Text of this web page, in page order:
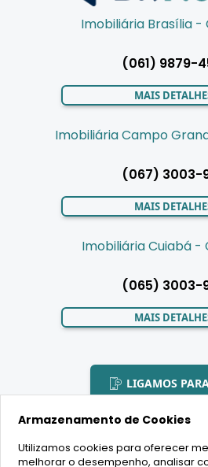
Imobiliária Brasília -
(061) 9879-
MAIS
Imobiliária Campo
(067) 3003-
MAIS
Imobiliária Cuiabá -
(065) 3003-
MAIS
LIGAMOS
2020 Copyright - BR House
Armazenamento de Cookies
Utilizamos cookies para oferecer
melhorar o desempenho, analisar